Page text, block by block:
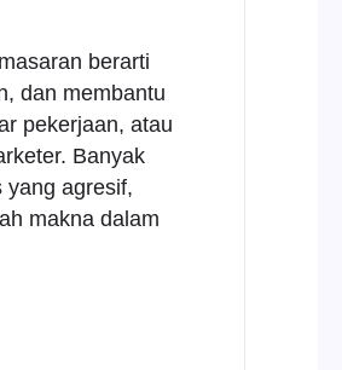
berarti
dan membantu
pekerjaan, atau
Banyak
yang agresif,
makna dalam